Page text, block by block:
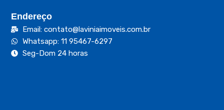
Endereço
Email: contato@laviniaimoveis.com.br
Whatsapp: 11 95467-6297
Seg-Dom 24 horas